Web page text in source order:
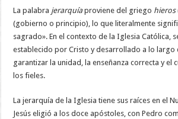
La palabra jerarquíaproviene del griego hieros
(gobierno o principio), lo que literalmente
sagrado». En el contexto de la Iglesia Católica,
establecido por Cristo y desarrollado a lo largo
garantizar la unidad, la enseñanza correcta y el
los fieles.
La jerarquía de la Iglesia tiene sus raíces en el
Jesús eligió a los doce apóstoles, con Pedro